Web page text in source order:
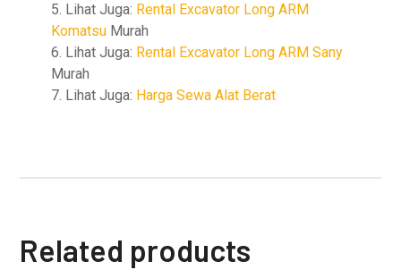
5. Lihat Juga: Rental Excavator Long ARM
Komatsu Murah
6. Lihat Juga: Rental Excavator Long ARM Sany
Murah
7. Lihat Juga: Harga Sewa Alat Berat
Related products